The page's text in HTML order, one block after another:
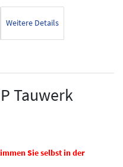
Weitere Details
Tauwerk
Sie selbst in der